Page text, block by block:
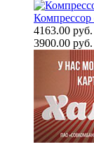
Компрессор
4163.00 руб.
3900.00 руб.